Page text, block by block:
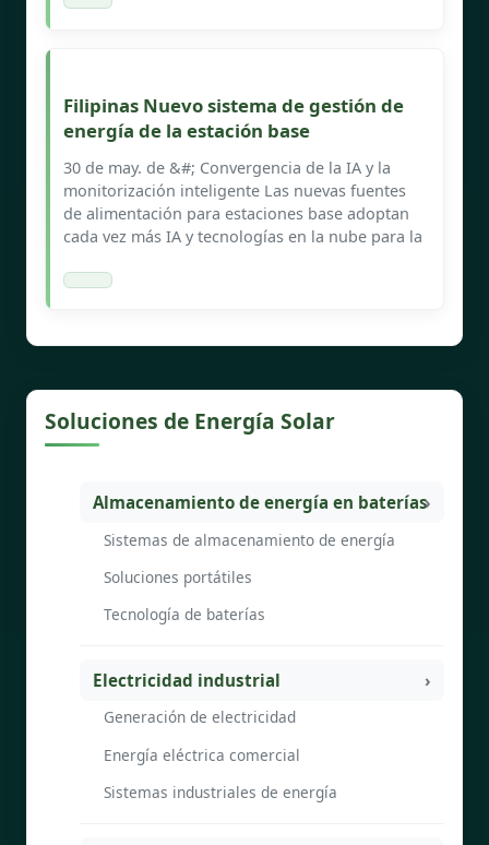
Filipinas Nuevo sistema de gestión de
energía de la estación base
30 de may. de &#; Convergencia de la IA y la
monitorización inteligente Las nuevas fuentes
de alimentación para estaciones base adoptan
cada vez más IA y tecnologías en la nube para la
Soluciones de Energía Solar
Almacenamiento de energía en baterías
Sistemas de almacenamiento de energía
Soluciones portátiles
Tecnología de baterías
Electricidad industrial
Generación de electricidad
Energía eléctrica comercial
Sistemas industriales de energía